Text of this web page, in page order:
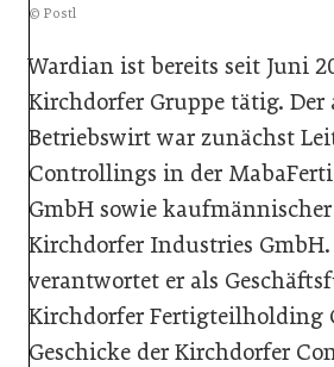
© Postl
Wardian ist bereits seit Juni
Kirchdorfer Gruppe tätig. Der
Betriebswirt war zunächst
Controllings in der
GmbH sowie
Kirchdorfer Industries GmbH.
verantwortet er als
Kirchdorfer Fertigteilholding
Geschicke der Kirchdorfer